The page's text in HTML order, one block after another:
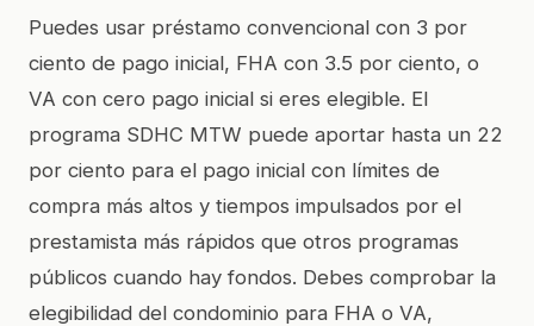
Puedes usar préstamo convencional con 3 por
ciento de pago inicial, FHA con 3.5 por ciento, o
VA con cero pago inicial si eres elegible. El
programa SDHC MTW puede aportar hasta un 22
por ciento para el pago inicial con límites de
compra más altos y tiempos impulsados por el
prestamista más rápidos que otros programas
públicos cuando hay fondos. Debes comprobar la
elegibilidad del condominio para FHA o VA,